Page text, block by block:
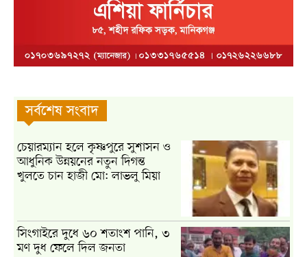
সর্বশেষ সংবাদ
চেয়ারম্যান হলে কৃষ্ণপুরে সুশাসন ও
আধুনিক উন্নয়নের নতুন দিগন্ত
খুলতে চান হাজী মো: লাভলু মিয়া
সিংগাইরে দুধে ৬০ শতাংশ পানি, ৩
মণ দুধ ফেলে দিল জনতা